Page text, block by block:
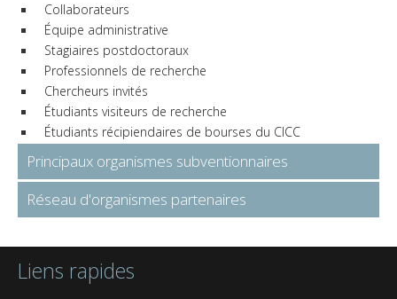
Collaborateurs
Équipe administrative
Stagiaires postdoctoraux
Professionnels de recherche
Chercheurs invités
Étudiants visiteurs de recherche
Étudiants récipiendaires de bourses du CICC
Principaux organismes subventionnaires
Réseau d'organismes partenaires
Liens rapides